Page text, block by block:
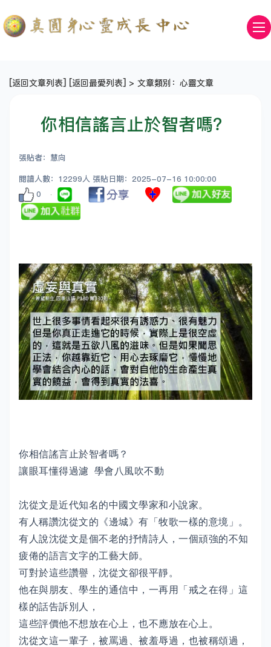
[返回文章列表] [返回最愛列表] > 文章類別：心靈文章
你相信謠言止於智者嗎？
張貼者：慧向
閱讀人數：12299人 張貼日期：2025-07-16 10:00:00
0
你相信謠言止於智者嗎？
讓眼耳懂得過濾 學會八風吹不動
沈從文是近代知名的中國文學家和小說家。
有人稱讚沈從文的《邊城》有「牧歌一樣的意境」。
有人說沈從文是個不老的抒情詩人，一個頑強的不知
疲倦的語言文字的工藝大師。
可對於這些讚譽，沈從文卻很平靜。
他在與朋友、學生的通信中，一再用「戒之在得」這
樣的話告訴別人，
這些評價他不想放在心上，也不應放在心上。
沈從文這一輩子，被罵過、被羞辱過，也被稱頌過，